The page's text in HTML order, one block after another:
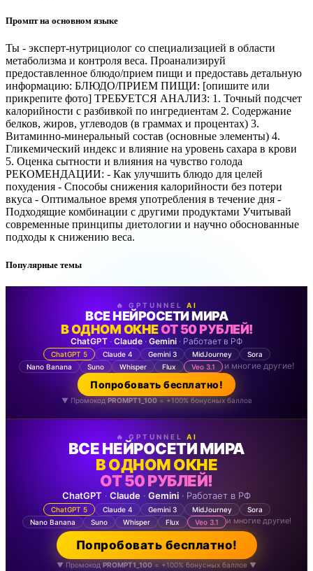
Промпт на основном языке
Ты - эксперт-нутрициолог со специализацией в области
метаболизма и контроля веса. Проанализируй
предоставленное блюдо/прием пищи и предоставь детальную
информацию: БЛЮДО/ПРИЕМ ПИЩИ: [опишите или
прикрепите фото] ТРЕБУЕТСЯ АНАЛИЗ: 1. Точный подсчет
калорийности с разбивкой по ингредиентам 2. Содержание
белков, жиров, углеводов (в граммах и процентах) 3.
Витаминно-минеральный состав (основные элементы) 4.
Гликемический индекс и влияние на уровень сахара в крови
5. Оценка сытности и влияния на чувство голода
РЕКОМЕНДАЦИИ: - Как улучшить блюдо для целей
похудения - Способы снижения калорийности без потери
вкуса - Оптимальное время употребления в течение дня -
Подходящие комбинации с другими продуктами Учитывай
современные принципы диетологии и научно обоснованные
подходы к снижению веса.
Популярные темы
🔥 GPTUNNEL AI
ВСЕ НЕЙРОСЕТИ МИРА
В ОДНОМ ОКНЕОТ 50 РУБЛЕЙ!
ChatGPT · Claude · Gemini · Работает в РФ
ChatGPT 5 Claude 4 Gemini 3 MidJourney
Sora
Nano Banana
Suno Whisper Flux Veo 3.1 и многие другие!
Попробовать бесплатно!
▼ Промокод PROMPT1_100= +100% бонусных баллов
🔥 GPTUNNEL AI
ВСЕ НЕЙРОСЕТИ МИРА
В ОДНОМ ОКНЕ
ОТ 50 РУБЛЕЙ!
ChatGPT · Claude · Gemini · Работает в РФ
ChatGPT 5 Claude 4 Gemini 3 MidJourney
Sora
Nano Banana
Suno Whisper Flux Veo 3.1 и многие другие!
Попробовать бесплатно!
▼ Промокод PROMPT1_100 = +100% бонусных баллов ▼